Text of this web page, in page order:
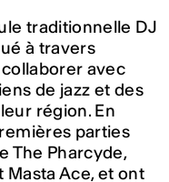
traditionnelle DJ
à travers
avec
de jazz et des
région. En
parties
The Pharcyde,
Masta Ace, et ont